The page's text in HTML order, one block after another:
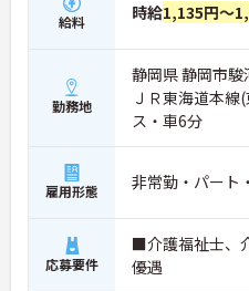
給料 時給1,135円～
勤務地
静岡県 静岡市
ＪＲ東海道本
ス・車6分
雇用形態 非常勤・パート
応募要件
■介護福祉士、
優遇